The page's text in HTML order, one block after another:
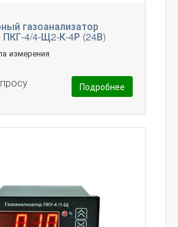
газоанализатор
ПКГ-4/4-Щ2-К-4Р (24В)
измерения
Подробнее